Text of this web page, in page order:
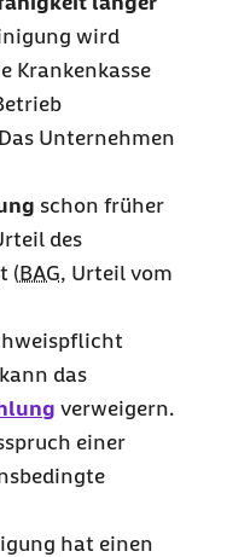
wird
Krankenkasse
Unternehmen
schon früher
des
(BAG, Urteil vom
das
verweigern.
einer
hat einen